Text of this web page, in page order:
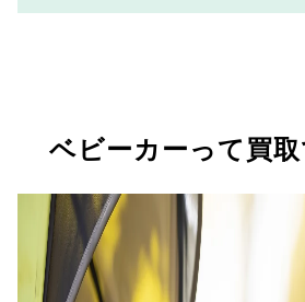
ベビーカーって買